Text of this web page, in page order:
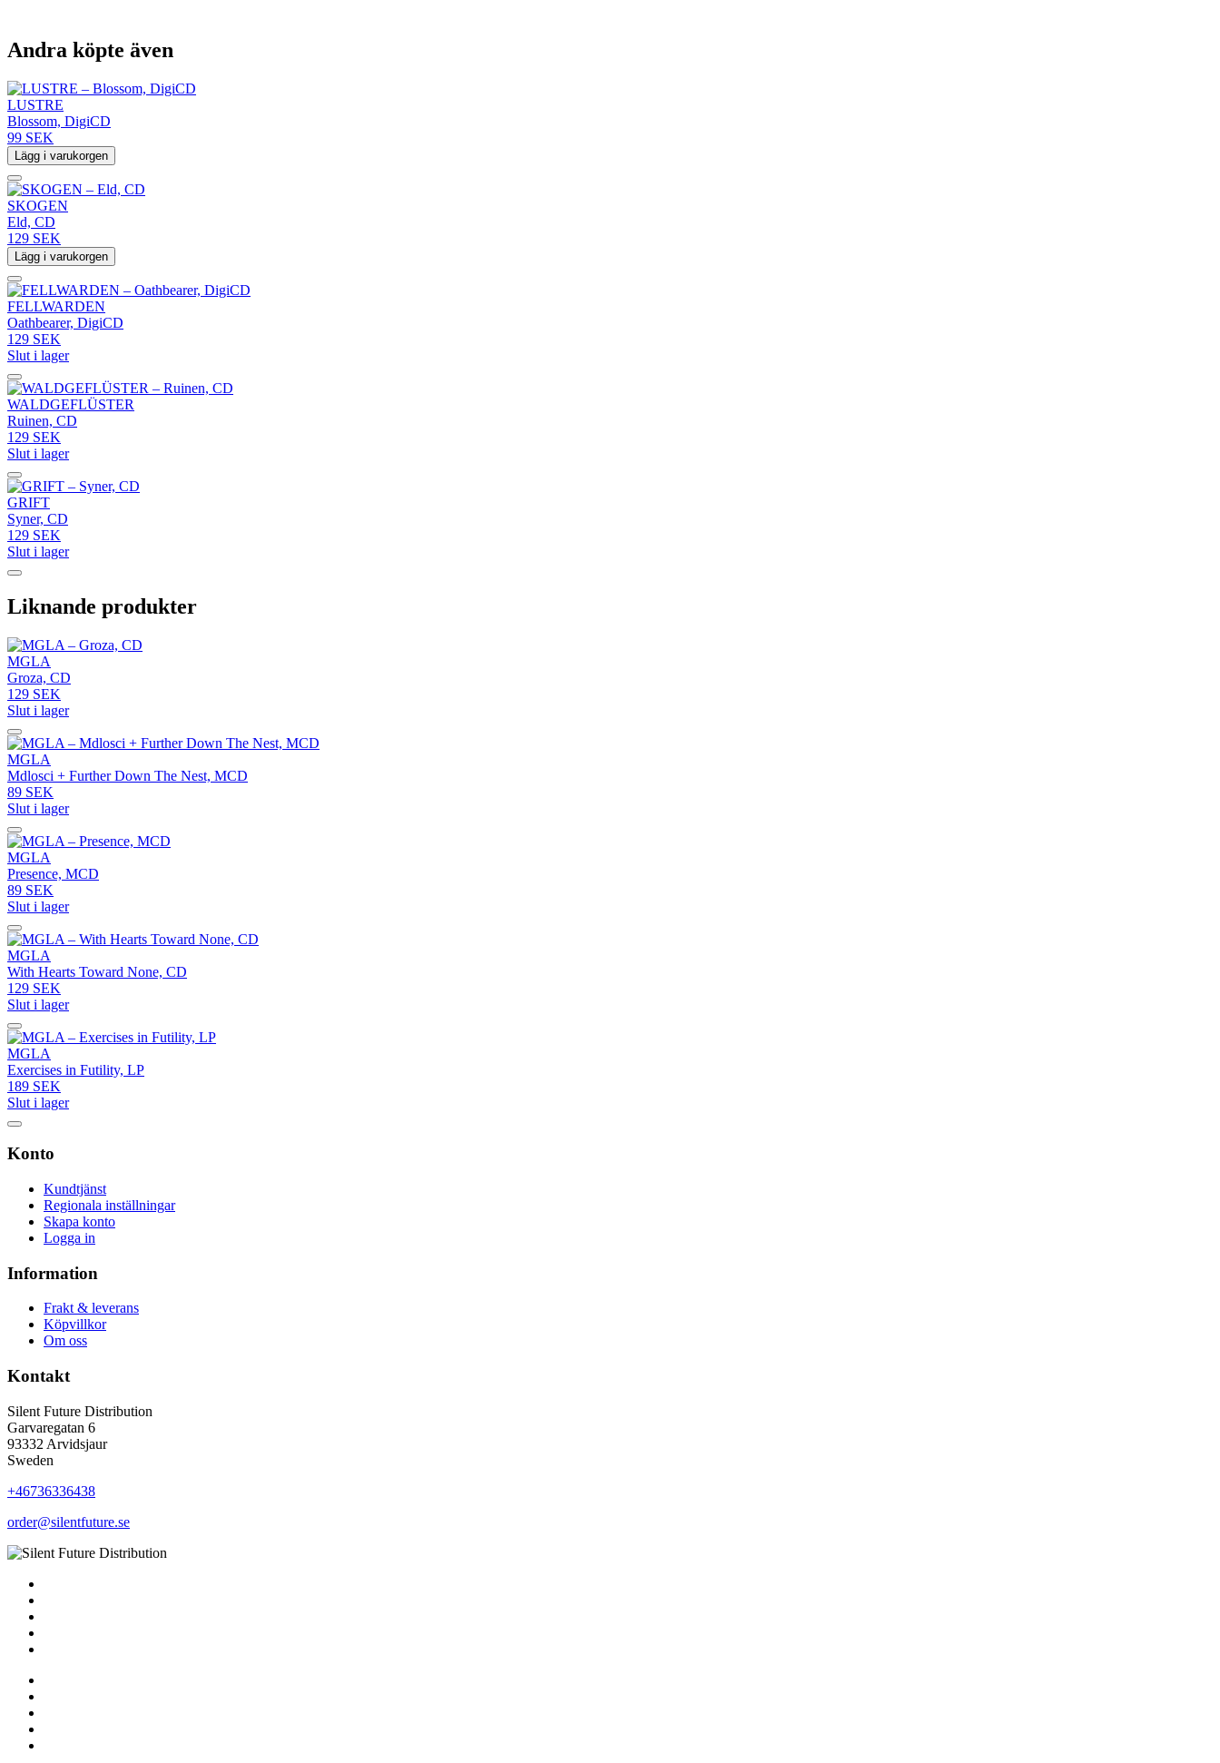
Andra köpte även
LUSTRE
Blossom, DigiCD
99 SEK
Lägg i varukorgen
SKOGEN
Eld, CD
129 SEK
Lägg i varukorgen
FELLWARDEN
Oathbearer, DigiCD
129 SEK
Slut i lager
WALDGEFLÜSTER
Ruinen, CD
129 SEK
Slut i lager
GRIFT
Syner, CD
129 SEK
Slut i lager
Liknande produkter
MGLA
Groza, CD
129 SEK
Slut i lager
MGLA
Mdlosci + Further Down The Nest, MCD
89 SEK
Slut i lager
MGLA
Presence, MCD
89 SEK
Slut i lager
MGLA
With Hearts Toward None, CD
129 SEK
Slut i lager
MGLA
Exercises in Futility, LP
189 SEK
Slut i lager
Konto
Kundtjänst
Regionala inställningar
Skapa konto
Logga in
Information
Frakt & leverans
Köpvillkor
Om oss
Kontakt
Silent Future Distribution
Garvaregatan 6
93332 Arvidsjaur
Sweden
+46736336438
order@silentfuture.se